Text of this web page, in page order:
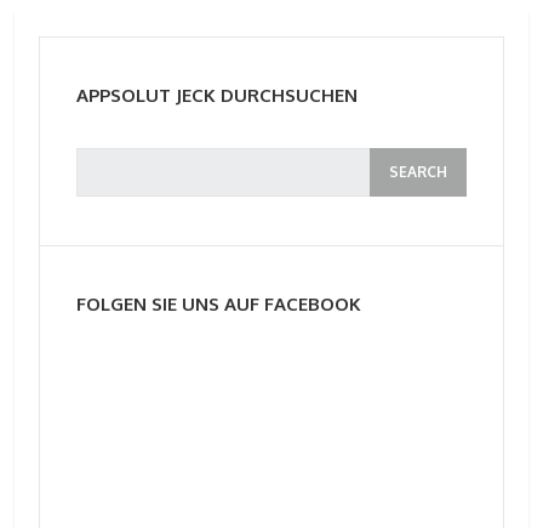
APPSOLUT JECK DURCHSUCHEN
FOLGEN SIE UNS AUF FACEBOOK